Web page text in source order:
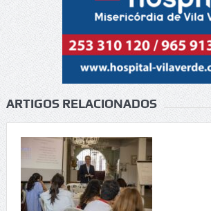
ARTIGOS RELACIONADOS